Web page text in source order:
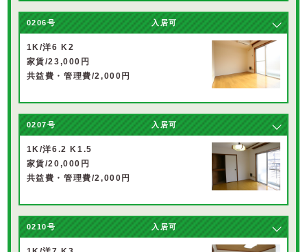
0206号 入居可
1K/洋6 K2
家賃/23,000円
共益費・管理費/2,000円
0207号 入居可
1K/洋6.2 K1.5
家賃/20,000円
共益費・管理費/2,000円
0210号 入居可